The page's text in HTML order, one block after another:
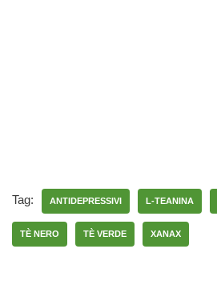
Tag: ANTIDEPRESSIVI L-TEANINA
TÈ NERO TÈ VERDE XANAX